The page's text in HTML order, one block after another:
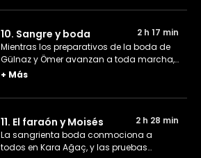
está ligado a Ayten, por lo que intenta
sigue a toda marcha.
10. Sangre y boda
2 h 17 min
Mientras los preparativos de la boda de
Gülnaz y Ömer avanzan a toda marcha,
este último se ve abrumado por las
compartir el secreto con Latif para salir
su gran plan en silencio.
+ Más
11. El faraón y Moisés
2 h 28 min
La sangrienta boda conmociona a
todos en Kara Ağaç, y las pruebas